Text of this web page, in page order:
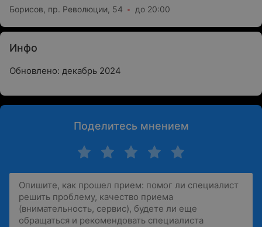
Борисов, пр. Революции, 54 до 20:00
Инфо
Обновлено: декабрь 2024
Поделитесь мнением